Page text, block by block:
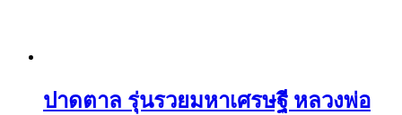
ปาดตาล รุ่นรวยมหาเศรษฐี หลวงพ่อ